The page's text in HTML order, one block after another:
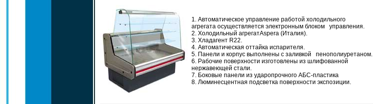
1. Автоматическое управление работой холодильного
агрегата осуществляется электронным блоком управления.
2. Холодильный агрегатAspera (Италия).
3. Хладагент R22.
4. Автоматическая оттайка испарителя.
5. Панели и корпус выполнены с заливкой пенополиуретаном.
6. Рабочие поверхности изготовлены из шлифованной
нержавеющей стали.
7. Боковые панели из ударопрочного АБС-пластика
8. Люминесцентная подсветка поверхности экспозиции.